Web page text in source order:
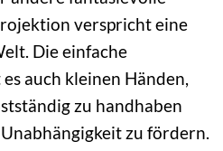
verspricht eine
Die einfache
auch kleinen Händen,
zu handhaben
zu fördern.